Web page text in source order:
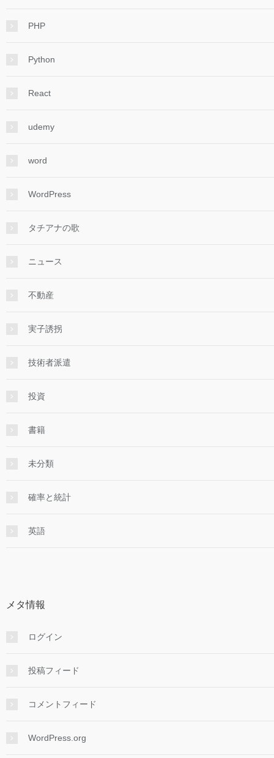
PHP
Python
React
udemy
word
WordPress
タチアナの歌
ニュース
不動産
実子誘拐
技術者派遣
投資
書籍
未分類
確率と統計
英語
メタ情報
ログイン
投稿フィード
コメントフィード
WordPress.org